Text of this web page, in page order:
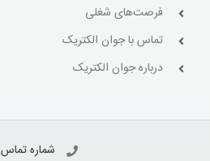
فرصت‌های شغلی
تماس با جوان الکتریک
درباره جوان الکتریک
شماره تماس